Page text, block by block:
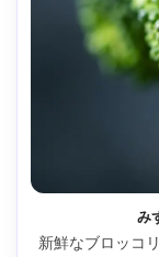
み
新鮮なブロッコ